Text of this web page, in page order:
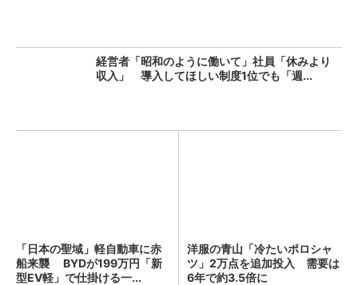
経営者「昭和のように働いて」社員「休みより
収入」 導入してほしい制度1位でも「週...
「日本の聖域」軽自動車に赤
船来襲 BYDが199万円「新
型EV軽」で仕掛ける一...
洋服の青山「冷たいポロシャ
ツ」2万点を追加投入 需要は
6年で約3.5倍に